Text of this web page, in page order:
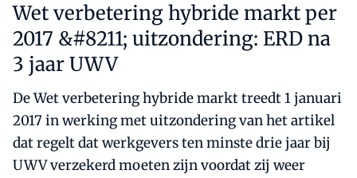
Wet verbetering hybride markt per
2017 &#8211; uitzondering: ERD na
3 jaar UWV
De Wet verbetering hybride markt treedt 1 januari
2017 in werking met uitzondering van het artikel
dat regelt dat werkgevers ten minste drie jaar bij
UWV verzekerd moeten zijn voordat zij weer